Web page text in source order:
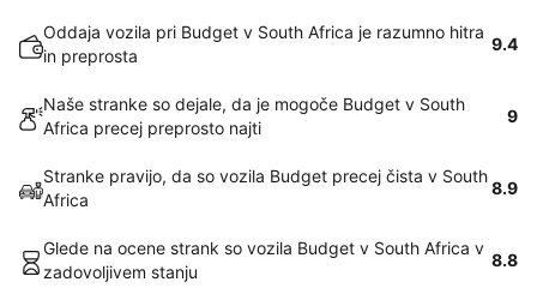
Oddaja vozila pri Budget v South Africa je razumno hitra
in preprosta
9.4
Naše stranke so dejale, da je mogoče Budget v South
Africa precej preprosto najti
9
Stranke pravijo, da so vozila Budget precej čista v South
Africa
8.9
Glede na ocene strank so vozila Budget v South Africa v
zadovoljivem stanju
8.8